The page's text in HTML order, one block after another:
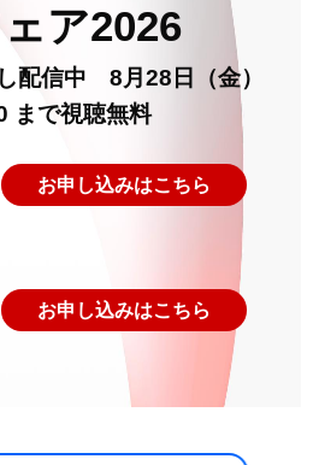
ア2026
配信中 8月28日（金）
まで視聴無料
お申し込みはこちら
お申し込みはこちら